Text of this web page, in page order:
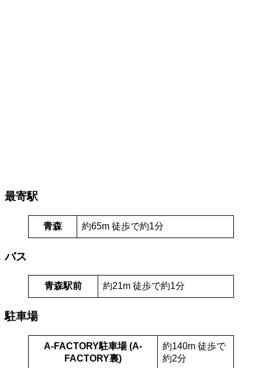
最寄駅
青森 約65m 徒歩で約1分
バス
青森駅前 約21m 徒歩で約1分
駐車場
A-FACTORY駐車場 (A-
FACTORY裏)
約140m 徒歩で
約2分